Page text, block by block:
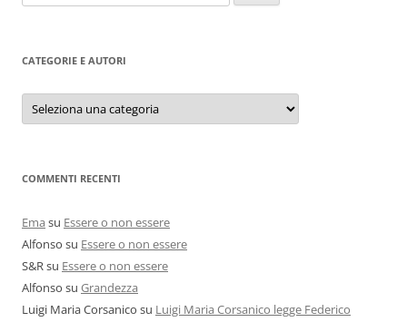
per:
CATEGORIE E AUTORI
Categorie
autori
COMMENTI RECENTI
Ema su Essere o non essere
Alfonso su Essere o non essere
S&Rsu Essere o non essere
Alfonso su Grandezza
Luigi Maria Corsanico su Luigi Maria Corsanico legge Federico